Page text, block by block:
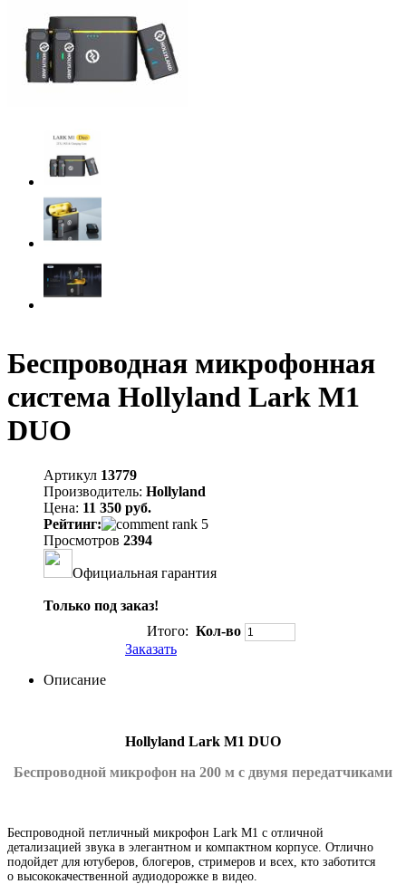
Беспроводная микрофонная
система Hollyland Lark M1
DUO
Артикул 13779
Производитель: Hollyland
Цена: 11 350 руб.
Рейтинг:
Просмотров 2394
Официальная гарантия
Только под заказ!
Итого: Кол-во
Заказать
Описание
Hollyland Lark M1 DUO
Беспроводной микрофон на 200 м с двумя передатчиками
Беспроводной петличный микрофон Lark M1 с отличной
детализацией звука в элегантном и компактном корпусе. Отлично
подойдет для ютуберов блогеров стримеров и всех кто заботится
о высококачественной аудиодорожке в видео.